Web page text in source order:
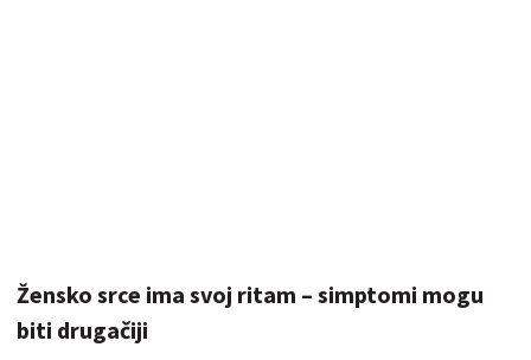
Žensko srce ima svoj ritam – simptomi mogu
biti drugačiji